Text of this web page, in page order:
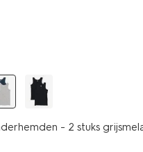
- 2 stuks